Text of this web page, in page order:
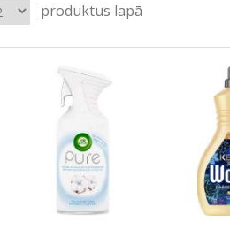
produktus lapā